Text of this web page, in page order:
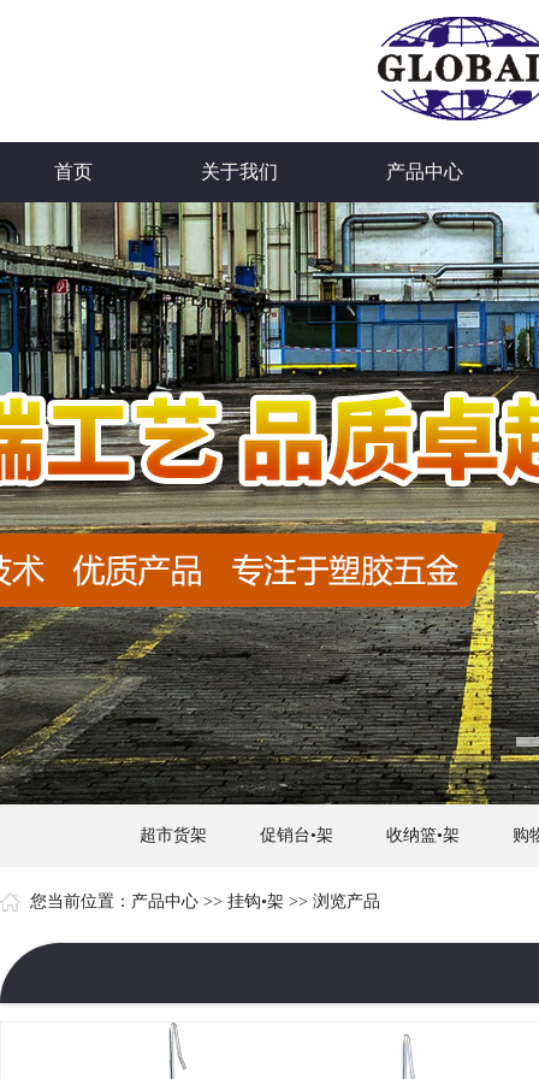
首页 关于我们 产品中心
超市货架 促销台•架 收纳篮•架 购
您当前位置： 产品中心 >> 挂钩•架 >> 浏览产品